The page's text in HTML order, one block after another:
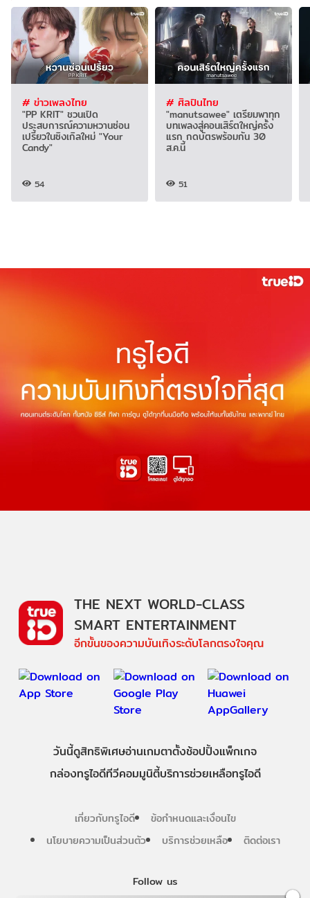
# ข่าวเพลงไทย
"PP KRIT" ชวนเปิด
ประสบการณ์ความหวานซ่อน
เปรี้ยวในซิงเกิลใหม่ "Your
Candy"
54
# ศิลปินไทย
"manutsawee" เตรียมพาทุก
บทเพลงสู่คอนเสิร์ตใหญ่ครั้ง
แรก กดบัตรพร้อมกัน 30
ส.ค.นี้
51
Follow us
THE NEXT WORLD-CLASS
SMART ENTERTAINMENT
อีกขั้นของความบันเทิงระดับโลกตรงใจคุณ
วันนี้ดูสิทธิพิเศษอ่านเกมตาตั้งช้อปปิ้งแพ็กเกจ
กล่องทรูไอดีทีวีคอมมูนิตี้บริการช่วยเหลือทรูไอดี
เกี่ยวกับทรูไอดี
ข้อกำหนดและเงื่อนไข
นโยบายความเป็นส่วนตัว
บริการช่วยเหลือ ติดต่อเรา